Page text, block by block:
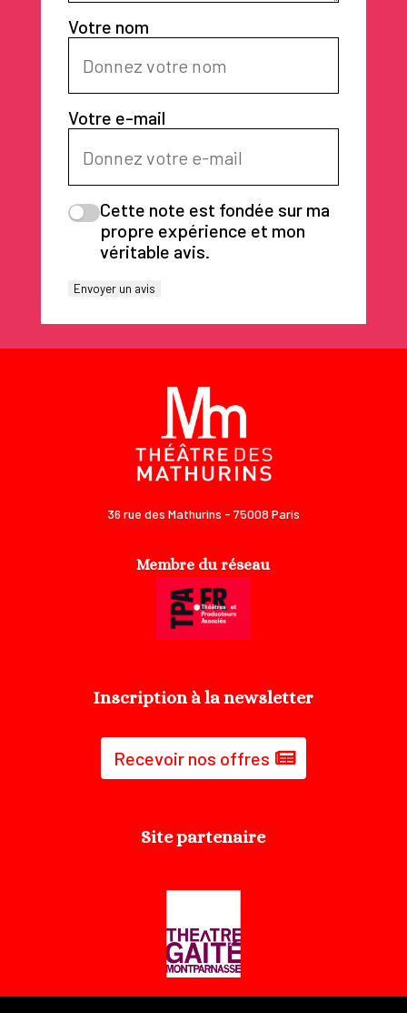
Votre nom
Votre e-mail
Cette note est fondée sur ma
propre expérience et mon
véritable avis.
Envoyer un avis
36 rue des Mathurins - 75008 Paris
Membre du réseau
Inscription à la newsletter
Recevoir nos offres
Site partenaire